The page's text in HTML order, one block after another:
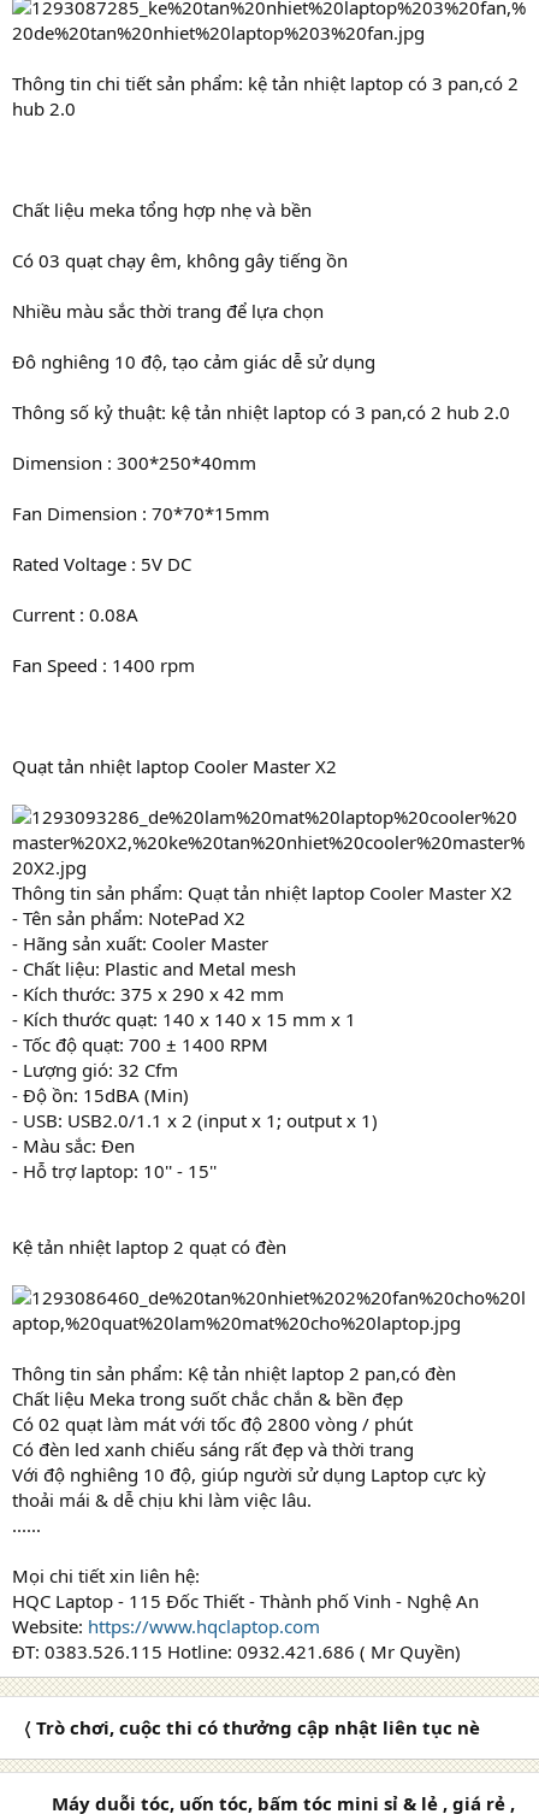
Thông tin chi tiết sản phẩm: kệ tản nhiệt laptop có 3 pan,có 2
hub 2.0
Chất liệu meka tổng hợp nhẹ và bền
Có 03 quạt chạy êm, không gây tiếng ồn
Nhiều màu sắc thời trang để lựa chọn
Đô nghiêng 10 độ, tạo cảm giác dễ sử dụng
Thông số kỷ thuật: kệ tản nhiệt laptop có 3 pan,có 2 hub 2.0
Dimension : 300*250*40mm
Fan Dimension : 70*70*15mm
Rated Voltage : 5V DC
Current : 0.08A
Fan Speed : 1400 rpm
Quạt tản nhiệt laptop Cooler Master X2
Thông tin sản phẩm: Quạt tản nhiệt laptop Cooler Master X2
- Tên sản phẩm: NotePad X2
- Hãng sản xuất: Cooler Master
- Chất liệu: Plastic and Metal mesh
- Kích thước: 375 x 290 x 42 mm
- Kích thước quạt: 140 x 140 x 15 mm x 1
- Tốc độ quạt: 700 ± 1400 RPM
- Lượng gió: 32 Cfm
- Độ ồn: 15dBA (Min)
- USB: USB2.0/1.1 x 2 (input x 1; output x 1)
- Màu sắc: Đen
- Hỗ trợ laptop: 10'' - 15''
Kệ tản nhiệt laptop 2 quạt có đèn
Thông tin sản phẩm: Kệ tản nhiệt laptop 2 pan,có đèn
Chất liệu Meka trong suốt chắc chắn & bền đẹp
Có 02 quạt làm mát với tốc độ 2800 vòng / phút
Có đèn led xanh chiếu sáng rất đẹp và thời trang
Với độ nghiêng 10 độ, giúp người sử dụng Laptop cực kỳ
thoải mái & dễ chịu khi làm việc lâu.
......
Mọi chi tiết xin liên hệ:
HQC Laptop - 115 Đốc Thiết - Thành phố Vinh - Nghệ An
Website: https://www.hqclaptop.com
ĐT: 0383.526.115 Hotline: 0932.421.686 ( Mr Quyền)
〈 Trò chơi, cuộc thi có thưởng cập nhật liên tục nè
Máy duỗi tóc, uốn tóc, bấm tóc mini sỉ & lẻ , giá rẻ ,